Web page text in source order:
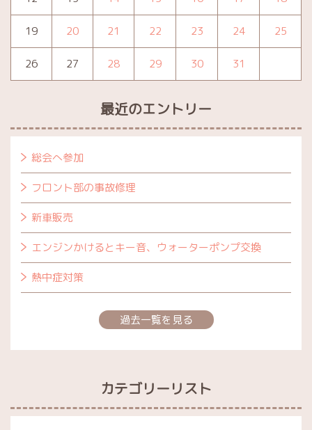
19 20 21 22 23 24 25
26 27 28 29 30 31
最近のエントリー
総会へ参加
フロント部の事故修理
新車販売
エンジンかけるとキー音、ウォーターポンプ交換
熱中症対策
過去一覧を見る
カテゴリーリスト